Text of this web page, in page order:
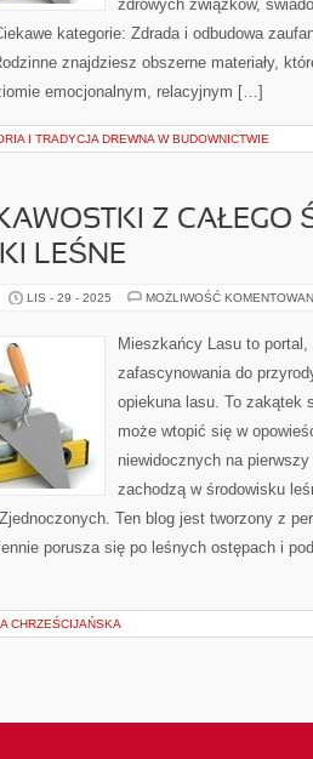
zdrowych związków,
kategorie: Zdrada i odbudowa
znajdziesz obszerne materiały,
emocjonalnym, relacyjnym […]
I TRADYCJA DREWNA W BUDOWNICTWIE
Z CAŁEGO
LEŚNE
LIS - 29 - 2025 MOŻLIWOŚĆ
Mieszkańcy Lasu to portal,
zafascynowania do
opiekuna lasu. To zakątek
może wtopić się w
niewidocznych na
zachodzą w środowisku
Ten blog jest tworzony z
porusza się po leśnych ostępach i
CHRZEŚCIJAŃSKA